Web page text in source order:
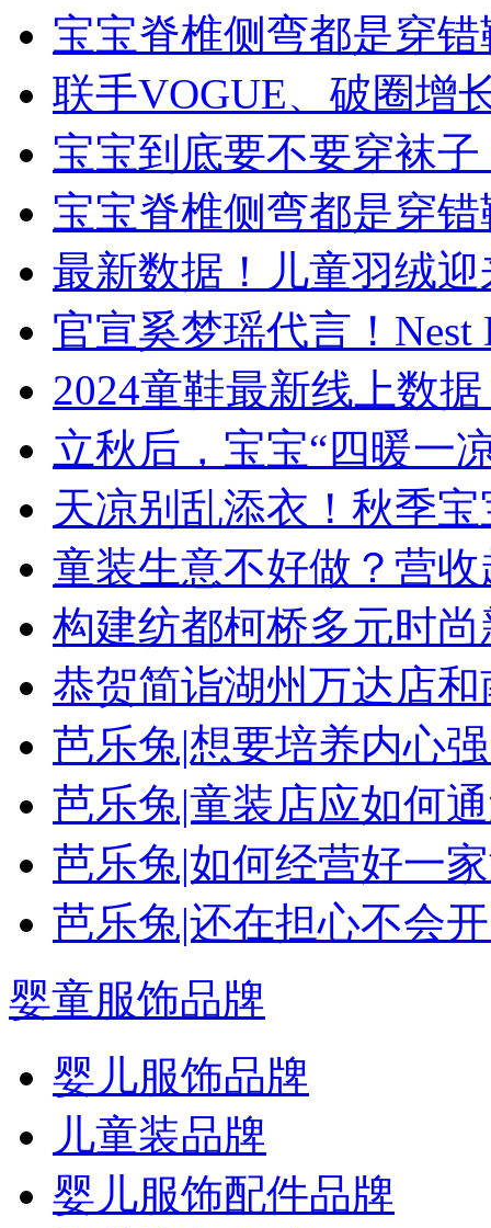
宝宝脊椎侧弯都是穿
联手VOGUE、破圈增
宝宝到底要不要穿袜
宝宝脊椎侧弯都是穿
最新数据！儿童羽绒
官宣奚梦瑶代言！Nest
​2024童鞋最新线上数
立秋后，宝宝“四暖一
天凉别乱添衣！秋季
童装生意不好做？营
构建纺都柯桥多元时
恭贺简诣湖州万达店
芭乐兔|想要培养内心
芭乐兔|童装店应如何
芭乐兔|如何经营好一
芭乐兔|还在担心不会
婴童服饰品牌
婴儿服饰品牌
儿童装品牌
婴儿服饰配件品牌